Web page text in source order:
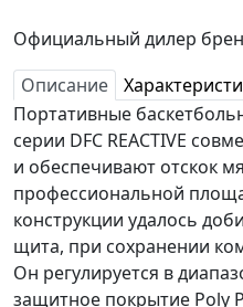
Официальный дилер
Описание
Портативные
серии DFC REACTIVE
и обеспечивают отскок
профессиональной
конструкции удалось
щита, при сохранении
Он регулируется в
защитное покрытие Poly